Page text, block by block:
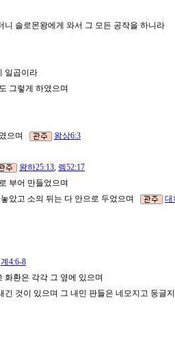
니 솔로몬왕에게 와서 그 모든 공작을 하니라
일곱이라
그렇게 하였으며
으며
왕상6:3
왕하25:13, 렘52:17
부어 만들었으며
았고 소의 뒤는 다 안으로 두었으며
대
계4:6-8
화환은 각각 그 옆에 있으며
것이 있으며 그 내민 판들은 네모지고 둥글